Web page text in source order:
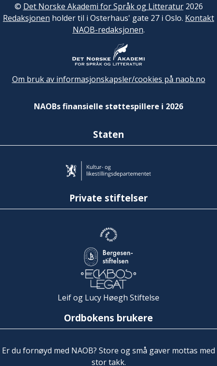
© Det Norske Akademi for Språk og Litteratur2026
Redaksjonen holder til i Osterhaus' gate 27 i Oslo. Kontakt
NAOB-redaksjonen.
Om bruk av informasjonskapsler/cookies på naob.no
NAOBs finansielle støttespillere i 2026
Staten
Private stiftelser
Leif og Lucy Høegh Stiftelse
Ordbokens brukere
Er du fornøyd med NAOB? Store og små gaver mottas med
stor takk.